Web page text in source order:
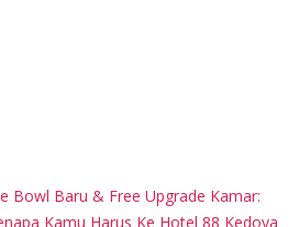
Bowl Baru & Free Upgrade Kamar:
Kamu Harus Ke Hotel 88 Kedoya